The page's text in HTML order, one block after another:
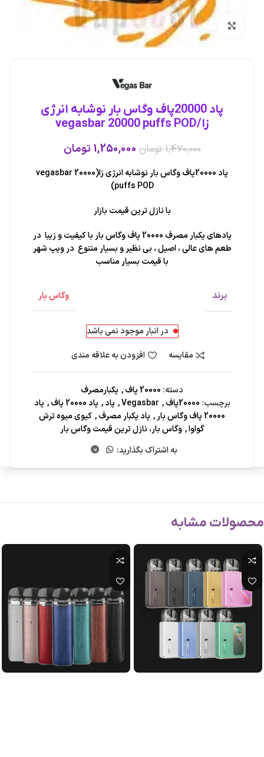
بزرگنمایی تصویر
پاد 20000پاف وگاس بار نوشابه انرژی
زا/vegasbar 20000 puffs POD
1,470,000 تومان1,250,000 تومان
پاد 20000پاف وگاس بار نوشابه انرژی زا(vegasbar 20000
puffs POD)
با نازل ترین قیمت بازار
پادهای یکبار مصرف 20000 پاف وگاس بار با کیفیت و زیبا در
طعم های عالی ، اصیل ، بی نظیر و بسیار متنوع در ویپ شهر
با قیمت بسیار مناسب
برند وگاس بار
در انبار موجود نمی باشد
مقایسه
افزودن به علاقه مندی
دسته: 20000 پاف , یکبارمصرف
برچسب: 20000پاف ,
Vegasbar
, پاد, پاد 20000 پاف , پاد
20000 پاف وگاس بار
, پاد یکبار مصرف, کیوی میوه ترش
گواوا, وگاس بار، نازل ترین قیمت وگاس بار
به اشتراک بگذارید:
محصولات مشابه